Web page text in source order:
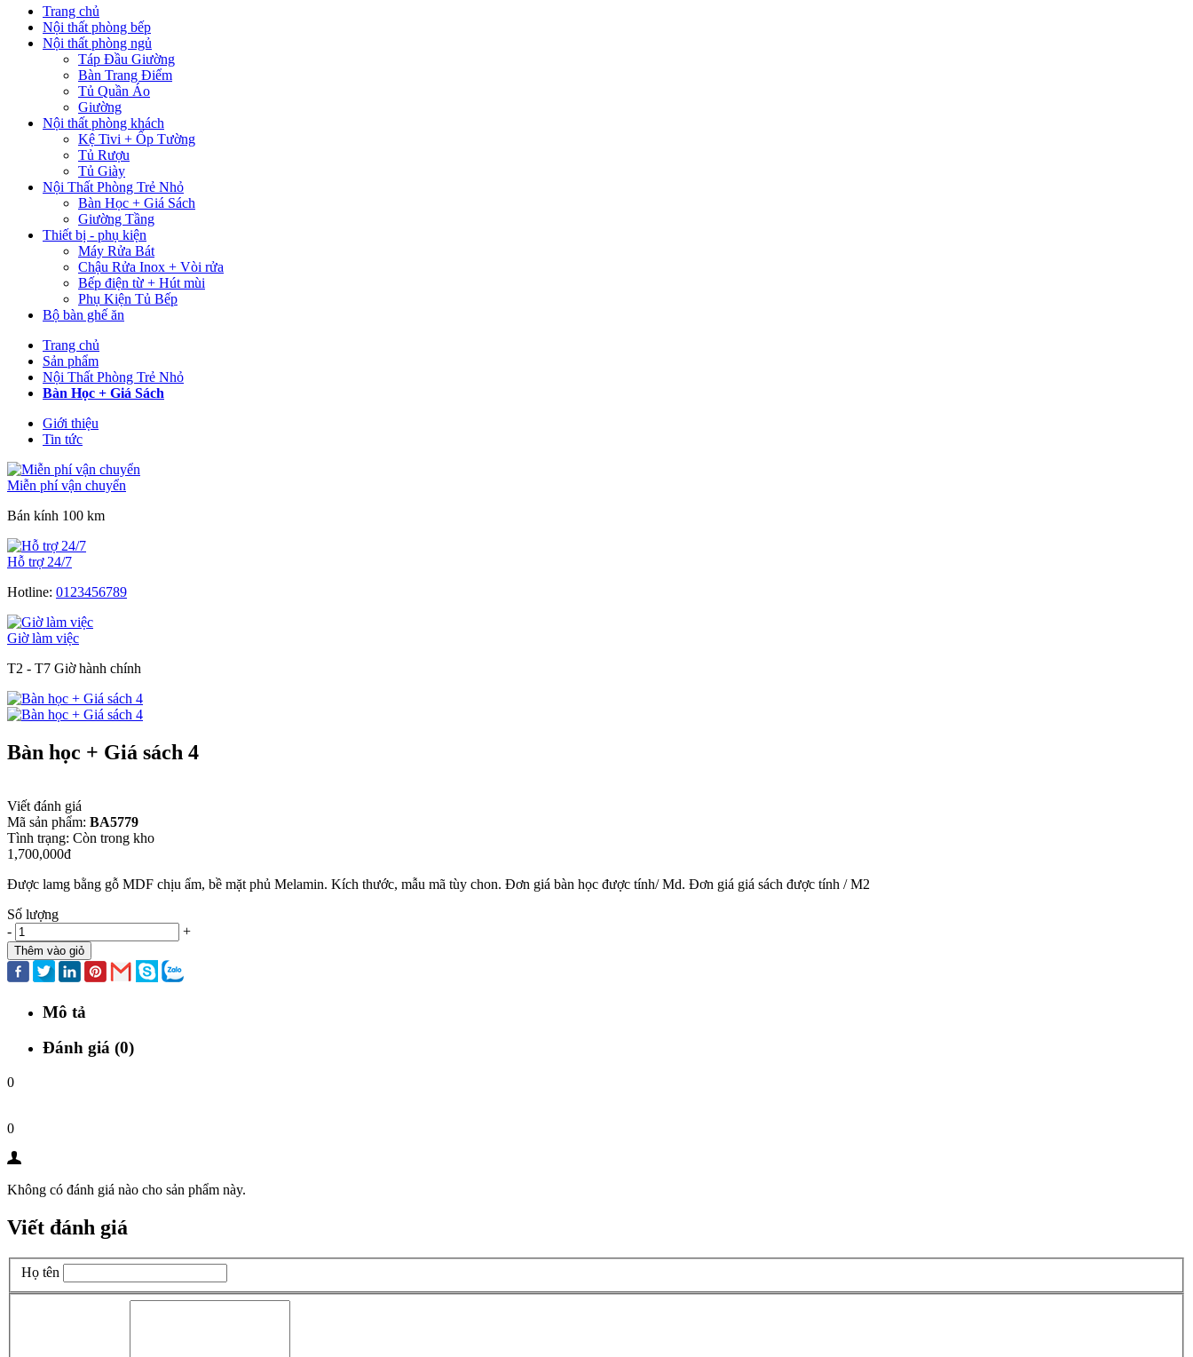
Trang chủ
Nội thất phòng bếp
Nội thất phòng ngủ
Táp Đầu Giường
Bàn Trang Điểm
Tủ Quần Áo
Giường
Nội thất phòng khách
Kệ Tivi + Ốp Tường
Tủ Rượu
Tủ Giày
Nội Thất Phòng Trẻ Nhỏ
Bàn Học + Giá Sách
Giường Tầng
Thiết bị - phụ kiện
Máy Rửa Bát
Chậu Rửa Inox + Vòi rửa
Bếp điện từ + Hút mùi
Phụ Kiện Tủ Bếp
Bộ bàn ghế ăn
Trang chủ
Sản phẩm
Nội Thất Phòng Trẻ Nhỏ
Bàn Học + Giá Sách
Giới thiệu
Tin tức
Miễn phí vận chuyển
Bán kính 100 km
Hỗ trợ 24/7
Hotline: 0123456789
Giờ làm việc
T2 - T7 Giờ hành chính
Bàn học + Giá sách 4
Viết đánh giá
Mã sản phẩm: BA5779
Tình trạng: Còn trong kho
1,700,000đ
Được lamg bằng gỗ MDF chịu ẩm, bề mặt phủ Melamin. Kích thước, mẫu mã tùy chon. Đơn giá bàn học được tính/ Md. Đơn giá giá sách được tính / M2
Số lượng
-
+
Thêm vào giỏ
Mô tả
Đánh giá (0)
0
0
Không có đánh giá nào cho sản phẩm này.
Viết đánh giá
Họ tên